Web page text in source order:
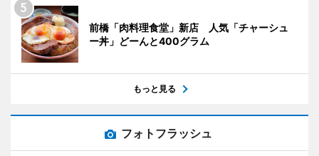
前橋「肉料理食堂」新店 人気「チャーシュ
ー丼」どーんと400グラム
もっと見る
フォトフラッシュ